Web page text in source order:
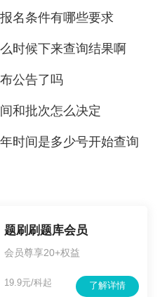
块的专业知识，对于
的内容更为详细，计
生一般会报考财政税
名条件有哪些要求
时候下来查询结果啊
公告了吗
和批次怎么决定
时间是多少号开始查询
题刷刷题库会员
会员尊享20+权益
了解详情
19.9元/科起